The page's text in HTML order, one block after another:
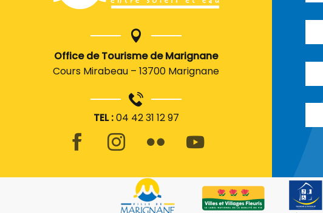
Office de Tourisme de Marignane
Cours Mirabeau – 13700 Marignane
TEL :04 42 31 12 97